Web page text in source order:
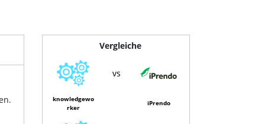
Vergleiche
vs
knowledgewo
rker
iPrendo